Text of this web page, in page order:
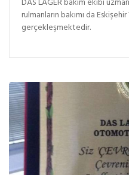
rulmanların bakımı da
gerçekleşmektedir.